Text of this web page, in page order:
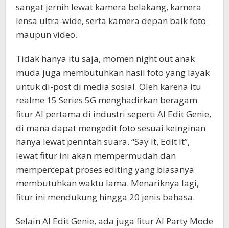
sangat jernih lewat kamera belakang, kamera
lensa ultra-wide, serta kamera depan baik foto
maupun video.
Tidak hanya itu saja, momen night out anak
muda juga membutuhkan hasil foto yang layak
untuk di-post di media sosial. Oleh karena itu
realme 15 Series 5G menghadirkan beragam
fitur AI pertama di industri seperti AI Edit Genie,
di mana dapat mengedit foto sesuai keinginan
hanya lewat perintah suara. “Say It, Edit It”,
lewat fitur ini akan mempermudah dan
mempercepat proses editing yang biasanya
membutuhkan waktu lama. Menariknya lagi,
fitur ini mendukung hingga 20 jenis bahasa.
Selain AI Edit Genie, ada juga fitur AI Party Mode